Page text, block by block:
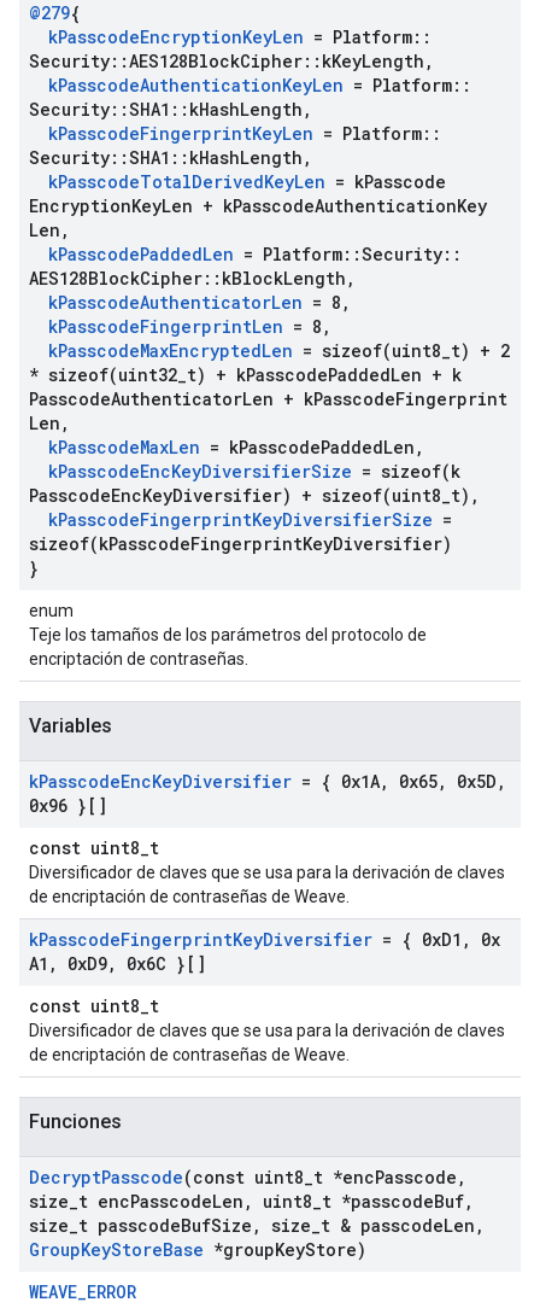
@279{
kPasscodeEncryptionKeyLen = Platform::
Security::AES128BlockCipher:: kKeyLength ,
kPasscodeAuthenticationKeyLen = Platform::
Security::SHA1 :: kHashLength ,
kPasscodeFingerprintKeyLen = Platform::
Security::SHA1 :: kHashLength ,
kPasscodeTotalDerivedKeyLen = kPasscode
EncryptionKeyLen + kPasscodeAuthenticationKey
Len ,
kPasscodePaddedLen = Platform::Security::
AES128BlockCipher:: kBlockLength ,
kPasscodeAuthenticatorLen = 8 ,
kPasscodeFingerprintLen = 8 ,
kPasscodeMaxEncryptedLen = sizeof(uint8 t) + 2
* sizeof(uint32 t) + kPasscodePaddedLen + k
PasscodeAuthenticatorLen + kPasscodeFingerprint
Len ,
kPasscodeMaxLen = kPasscodePaddedLen ,
kPasscodeEncKeyDiversifierSize = sizeof(k
PasscodeEncKeyDiversifier) + sizeof(uint8 t) ,
kPasscodeFingerprintKeyDiversifierSize =
sizeof(kPasscodeFingerprintKeyDiversifier)
}
enum
Teje los tamaños de los parámetros del protocolo de
encriptación de contraseñas.
Variables
kPasscodeEncKeyDiversifier = { 0x1A, 0x65, 0x5D ,
0x96 }[]
const uint8_t
Diversificador de claves que se usa para la derivación de claves
de encriptación de contraseñas de Weave.
kPasscodeFingerprintKeyDiversifier = { 0xD1 ,
0x
A1 , 0xD9,
0x6C }[]
const uint8_t
Diversificador de claves que se usa para la derivación de claves
de encriptación de contraseñas de Weave.
Funciones
DecryptPasscode(const uint8 t *encPasscode ,
size t encPasscodeLen , uint8 t *passcodeBuf,
size t passcodeBufSize , size t & passcodeLen ,
GroupKeyStoreBase *groupKeyStore)
WEAVE_ERROR